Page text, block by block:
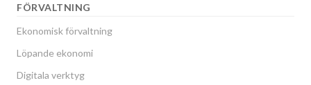
FÖRVALTNING
Ekonomisk förvaltning
Löpande ekonomi
Digitala verktyg